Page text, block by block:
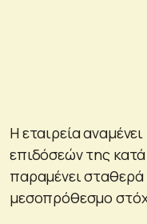
Η εταιρεία
επιδόσεών της κατά
παραμένει
μεσοπρόθεσμο